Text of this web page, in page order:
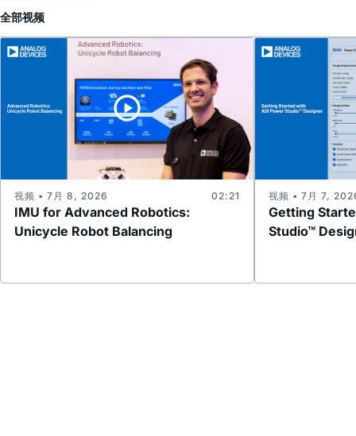
全部视频
IMU for Advanced Robotics:
Unicycle Robot Balancing
视频 • 7月 8, 2026 02:21
Getting
Studio™
视频 • 7月 7,